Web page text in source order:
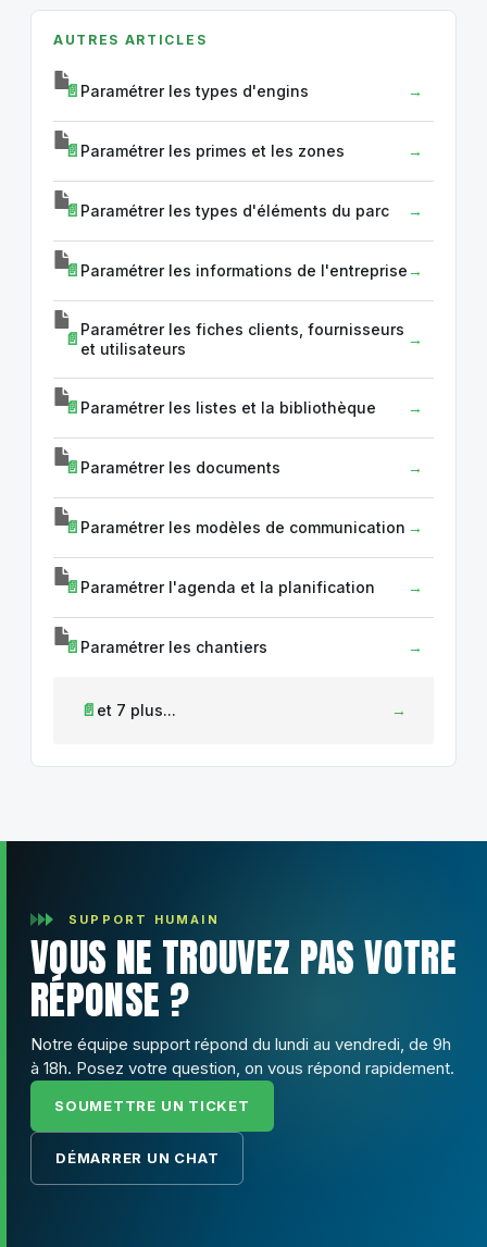
AUTRES ARTICLES
Paramétrer les types d'engins
Paramétrer les primes et les zones
Paramétrer les types d'éléments du parc
Paramétrer les informations de l'entreprise
Paramétrer les fiches clients, fournisseurs
et utilisateurs
Paramétrer les listes et la bibliothèque
Paramétrer les documents
Paramétrer les modèles de communication
Paramétrer l'agenda et la planification
Paramétrer les chantiers
et 7 plus...
SUPPORT HUMAIN
VOUS NE TROUVEZ PAS VOTRE
RÉPONSE ?
Notre équipe support répond du lundi au vendredi, de 9h
à 18h. Posez votre question, on vous répond rapidement.
SOUMETTRE UN TICKET
DÉMARRER UN CHAT